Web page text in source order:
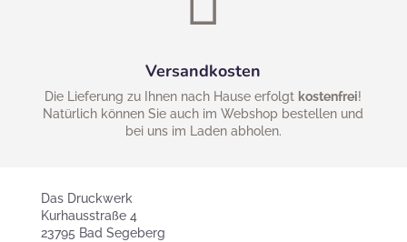
Versandkosten
Die Lieferung zu Ihnen nach Hause erfolgt kostenfrei!
Natürlich können Sie auch im Webshop bestellen und
bei uns im Laden abholen.
Das Druckwerk
Kurhausstraße 4
23795 Bad Segeberg